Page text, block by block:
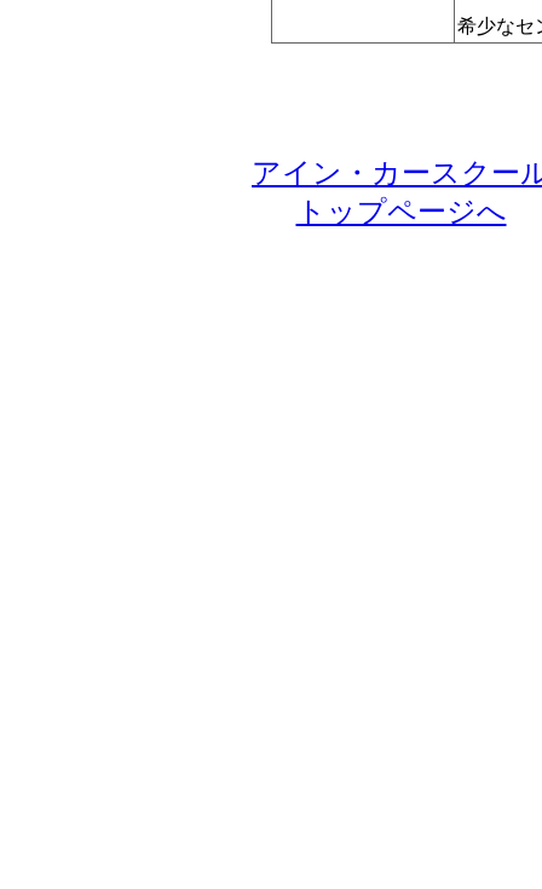
希少なセ
アイン・カースクー
トップページへ